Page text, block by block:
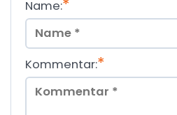
Name:*
Kommentar:*